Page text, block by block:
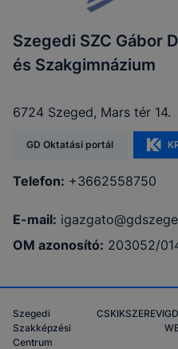
Szegedi SZC Gábor
és Szakgimnázium
6724 Szeged, Mars tér 14.
GD Oktatási portál
Telefon: +3662558750
E-mail:
OM azonosító: 203052/
Szegedi
Szakképzési
Centrum
CSKIKSZEREVIGD